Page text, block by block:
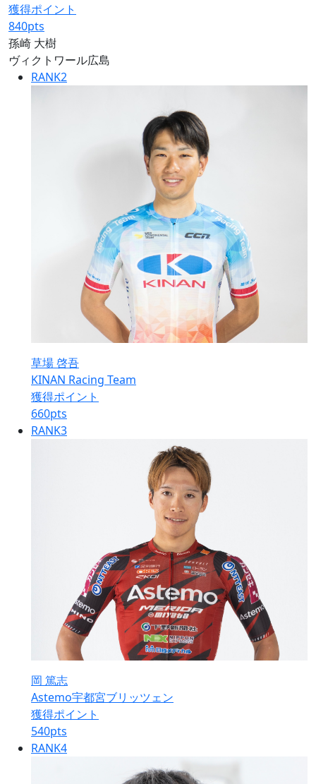
獲得ポイント
840pts
孫崎 大樹
ヴィクトワール広島
RANK2
草場 啓吾
KINAN Racing Team
獲得ポイント
660pts
RANK3
岡 篤志
Astemo宇都宮ブリッツェン
獲得ポイント
540pts
RANK4